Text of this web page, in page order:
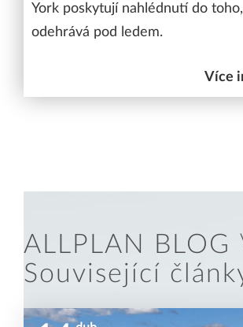
York poskytují nahlédnutí do
odehrává pod ledem.
Více
ALLPLAN BLOG
Související